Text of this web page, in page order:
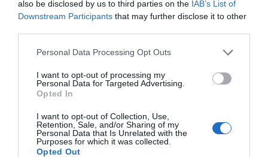
also be disclosed by us to third parties on the IAB’s List of
Downstream Participants that may further disclose it to other
Personal Data Processing Opt Outs
I want to opt-out of processing my
Personal Data for Targeted Advertising.
Opted In
I want to opt-out of Collection, Use,
Retention, Sale, and/or Sharing of my
Personal Data that Is Unrelated with the
Purposes for which it was collected.
Opted Out